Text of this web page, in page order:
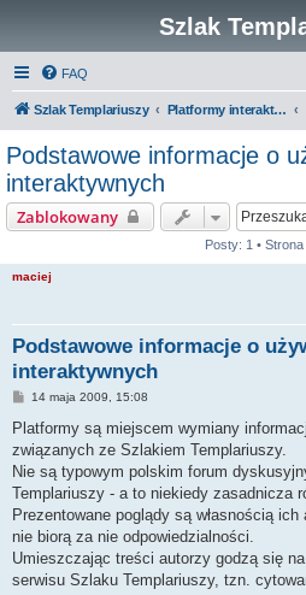
Szlak
FAQ
Szlak Templariuszy Platformy interaktywne Szlaku Templariuszy
Podstawowe informacje o
interaktywnych
Zablokowany
Posty: 1 • Strona
maciej
Podstawowe informacje o
interaktywnych
P
s
14 maja 2009, 15:08
Platformy są miejscem wymiany
związanych ze Szlakiem Templariuszy.
Nie są typowym polskim forum
Templariuszy - a to niekiedy zasadnicza
Prezentowane poglądy są własnością
nie biorą za nie odpowiedzialności.
Umieszczając treści autorzy godzą się
serwisu Szlaku Templariuszy, tzn.